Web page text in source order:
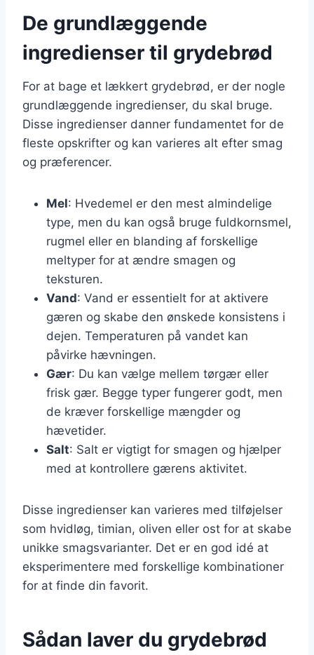
De grundlæggende
ingredienser til grydebrød
For at bage et lækkert grydebrød, er der nogle
grundlæggende ingredienser, du skal bruge.
Disse ingredienser danner fundamentet for de
fleste opskrifter og kan varieres alt efter smag
og præferencer.
Mel: Hvedemel er den mest almindelige
type, men du kan også bruge fuldkornsmel,
rugmel eller en blanding af forskellige
meltyper for at ændre smagen og
teksturen.
Vand: Vand er essentielt for at aktivere
gæren og skabe den ønskede konsistens i
dejen. Temperaturen på vandet kan
påvirke hævningen.
Gær: Du kan vælge mellem tørgær eller
frisk gær. Begge typer fungerer godt, men
de kræver forskellige mængder og
hævetider.
Salt: Salt er vigtigt for smagen og hjælper
med at kontrollere gærens aktivitet.
Disse ingredienser kan varieres med tilføjelser
som hvidløg, timian, oliven eller ost for at skabe
unikke smagsvarianter. Det er en god idé at
eksperimentere med forskellige kombinationer
for at finde din favorit.
Sådan laver du grydebrød